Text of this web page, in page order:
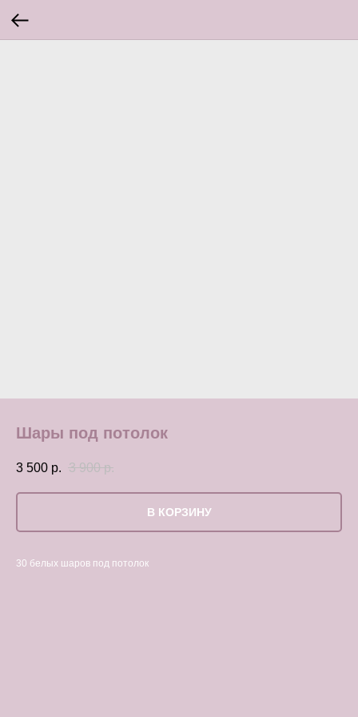
Шары под потолок
3 500 р. 3 900 р.
В КОРЗИНУ
30 белых шаров под потолок